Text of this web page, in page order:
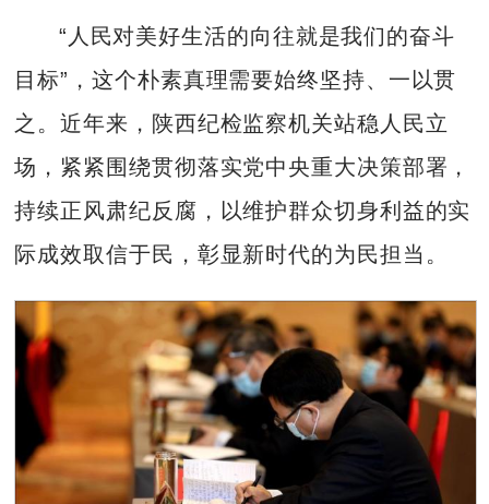
“人民对美好生活的向往就是我们的奋斗
目标”，这个朴素真理需要始终坚持、一以贯
之。近年来，陕西纪检监察机关站稳人民立
场，紧紧围绕贯彻落实党中央重大决策部署，
持续正风肃纪反腐，以维护群众切身利益的实
际成效取信于民，彰显新时代的为民担当。